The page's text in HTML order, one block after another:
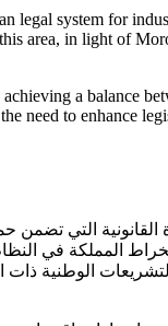
legal system for
area, in light of
a balance
need to enhance
التي
المملكة في